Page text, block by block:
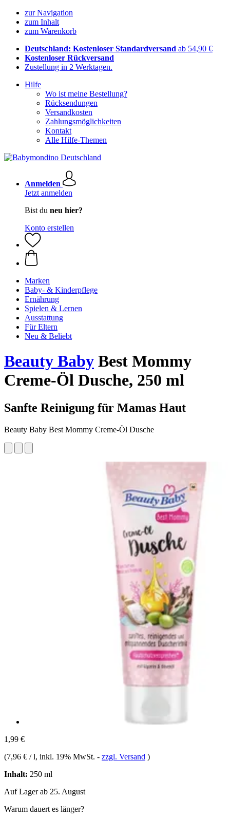
zur Navigation
zum Inhalt
zum Warenkorb
Deutschland: Kostenloser Standardversand ab 54,90 €
Kostenloser Rückversand
Zustellung in 2 Werktagen.
Hilfe
Wo ist meine Bestellung?
Rücksendungen
Versandkosten
Zahlungsmöglichkeiten
Kontakt
Alle Hilfe-Themen
Anmelden
Jetzt anmelden
Bist du neu hier?
Konto erstellen
Marken
Baby- & Kinderpflege
Ernährung
Spielen & Lernen
Ausstattung
Für Eltern
Neu & Beliebt
Beauty Baby Best Mommy
Creme-Öl Dusche, 250 ml
Sanfte Reinigung für Mamas Haut
Beauty Baby Best Mommy Creme-Öl Dusche
1,99 €
(7,96 € / l, inkl. 19% MwSt. - zzgl. Versand )
Inhalt: 250 ml
Auf Lager ab 25. August
Warum dauert es länger?